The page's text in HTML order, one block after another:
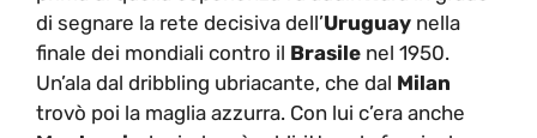
di segnare la rete decisiva dell’Uruguay nella
finale dei mondiali contro il Brasile nel 1950.
Un’ala dal dribbling ubriacante, che dal Milan
trovò poi la maglia azzurra. Con lui c’era anche